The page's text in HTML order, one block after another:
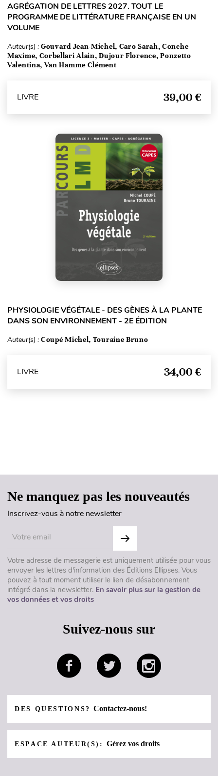
AGRÉGATION DE LETTRES 2027. TOUT LE
PROGRAMME DE LITTÉRATURE FRANÇAISE EN UN
VOLUME
Auteur(s) : Gouvard Jean-Michel, Caro Sarah, Conche
Maxime, Corbellari Alain, Dujour Florence, Ponzetto
Valentina, Van Hamme Clément
LIVRE 39,00 €
PHYSIOLOGIE VÉGÉTALE - DES GÈNES À LA PLANTE
DANS SON ENVIRONNEMENT - 2E ÉDITION
Auteur(s) : Coupé Michel, Touraine Bruno
LIVRE 34,00 €
Ne manquez pas les nouveautés
Inscrivez-vous à notre newsletter
Votre adresse de messagerie est uniquement utilisée pour vous
envoyer les lettres d'information des Éditions Ellipses. Vous
pouvez à tout moment utiliser le lien de désabonnement
intégré dans la newsletter. En savoir plus sur la gestion de
vos données et vos droits
Suivez-nous sur
DES QUESTIONS?Contactez-nous!
ESPACE AUTEUR(S):Gérez vos droits